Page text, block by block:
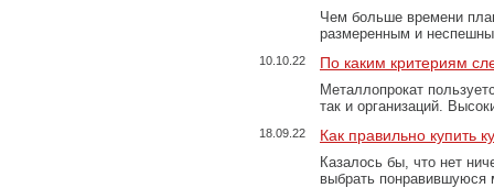
Чем больше времени
размеренным и
10.10.22 По каким критериям
Металлопрокат
так и организаций.
18.09.22 Как правильно купить
Казалось бы, что нет
выбрать